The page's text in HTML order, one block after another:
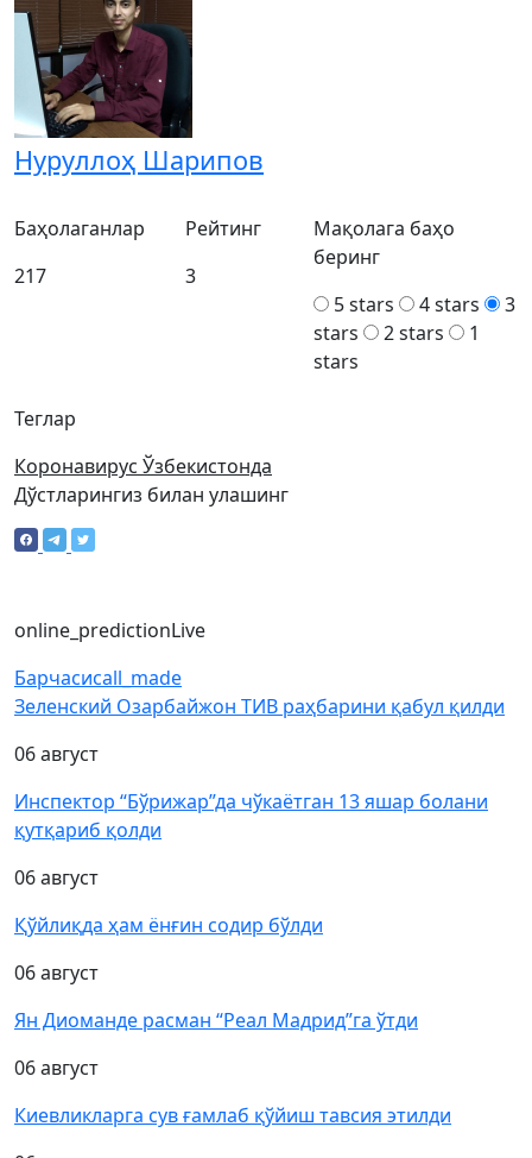
Нуруллоҳ Шарипов
Теглар
Коронавирус Ўзбекистонда
Баҳолаганлар
217
Рейтинг
3
Мақолага баҳо
беринг
5 stars
4 stars
3
stars
2 stars
1
stars
Дўстларингиз билан улашинг
online_predictionLive
Барчасиcall_made
Зеленский Озарбайжон ТИВ раҳбарини қабул қилди
06 август
Инспектор “Бўрижар”да чўкаётган 13 яшар болани
қутқариб қолди
06 август
Қўйлиқда ҳам ёнғин содир бўлди
06 август
Ян Диоманде расман “Реал Мадрид”га ўтди
06 август
Киевликларга сув ғамлаб қўйиш тавсия этилди